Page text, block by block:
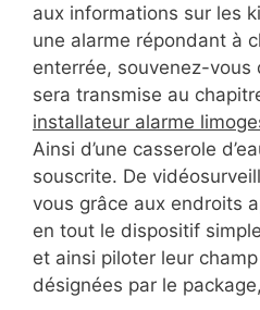
aux informations sur les
une alarme répondant à
enterrée, souvenez-vous
sera transmise au
installateur alarme
Ainsi d’une casserole
souscrite. De
vous grâce aux endroits
en tout le dispositif
et ainsi piloter leur
désignées par le